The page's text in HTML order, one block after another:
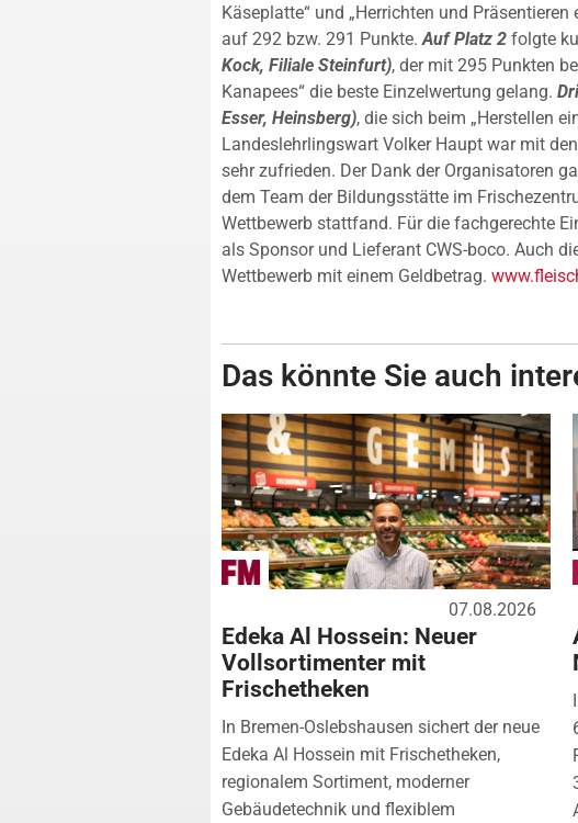
Käseplatte“ und „Herrichten und
auf 292 bzw. 291 Punkte. Auf Platz 2 folgte
Kock, Filiale Steinfurt), der mit 295 Punkten
Kanapees“ die beste Einzelwertung gelang.
Esser, Heinsberg), die sich beim „Herstellen
Landeslehrlingswart Volker Haupt war mit
sehr zufrieden. Der Dank der Organisatoren
dem Team der Bildungsstätte im
Wettbewerb stattfand. Für die fachgerechte
als Sponsor und Lieferant CWS-boco. Auch
Wettbewerb mit einem Geldbetrag.
Das könnte Sie auch
07.08.2026
Edeka Al Hossein: Neuer
Vollsortimenter mit
Frischetheken
In Bremen-Oslebshausen sichert der neue
Edeka Al Hossein mit Frischetheken,
regionalem Sortiment, moderner
Gebäudetechnik und flexiblem